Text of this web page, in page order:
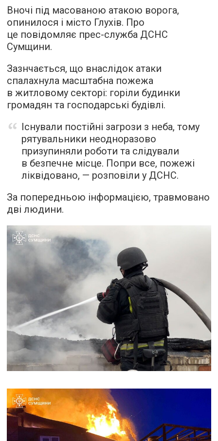
Вночі під масованою атакою ворога,
опинилося і місто Глухів. Про
це повідомляє прес-служба ДСНС
Сумщини.
Зазнчається, що внаслідок атаки
спалахнула масштабна пожежа
в житловому секторі: горіли будинки
громадян та господарські будівлі.
Існували постійні загрози з неба, тому
рятувальники неодноразово
призупиняли роботи та слідували
в безпечне місце. Попри все, пожежі
ліквідовано, — розповіли у ДСНС.
За попередньою інформацією, травмовано
дві людини.